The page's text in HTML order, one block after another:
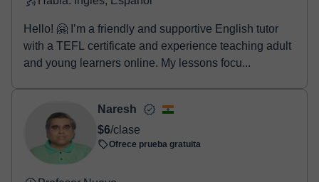
Hello! 🤗 I’m a friendly and supportive English tutor
with a TEFL certificate and experience teaching adult
and young learners online. My lessons focu...
Naresh
$6/clase
Ofrece prueba gratuita